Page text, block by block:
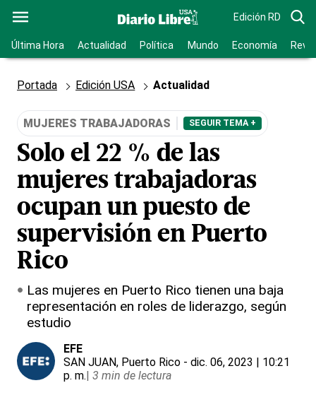
Edición RD
Última Hora Actualidad Política Mundo Economía
Portada Edición USA Actualidad
MUJERES TRABAJADORAS SEGUIR TEMA +
Solo el 22 % de las
mujeres trabajadoras
ocupan un puesto de
supervisión en Puerto
Rico
Las mujeres en Puerto Rico tienen una baja
representación en roles de liderazgo, según
estudio
EFE
SAN JUAN, Puerto Rico - dic. 06, 2023 | 10:21
p. m.| 3 min de lectura